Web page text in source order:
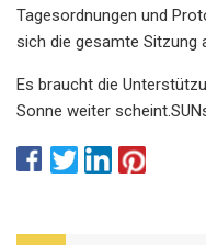
Tagesordnungen und
sich die gesamte Sitzung
Es braucht die
Sonne weiter